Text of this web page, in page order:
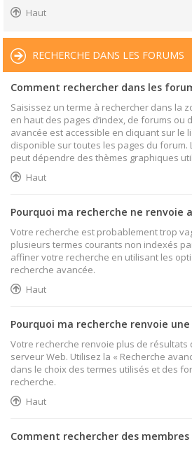
Haut
RECHERCHE DANS LES FORUMS
Comment rechercher dans les
Saisissez un terme à rechercher dans la
en haut des pages d’index, de forums ou
avancée est accessible en cliquant sur le
disponible sur toutes les pages du forum.
peut dépendre des thèmes graphiques
Haut
Pourquoi ma recherche ne renvoie
Votre recherche est probablement trop
plusieurs termes courants non indexés
affiner votre recherche en utilisant les
recherche avancée.
Haut
Pourquoi ma recherche renvoie
Votre recherche renvoie plus de résultats
serveur Web. Utilisez la « Recherche
dans le choix des termes utilisés et des
recherche.
Haut
Comment rechercher des membres